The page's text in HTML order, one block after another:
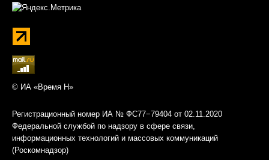
© ИА «Время Н»
Регистрационный номер ИА № ФС77−79404 от 02.11.2020
Федеральной службой по надзору в сфере связи,
информационных технологий и массовых коммуникаций
(Роскомнадзор)